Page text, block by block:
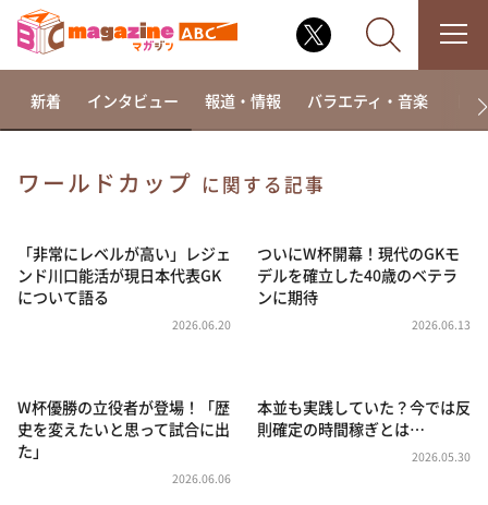
相席食堂
これ余談なんですけど・・・
～人生密着トークバラエティ！～ やすとものいたっ
news おかえり
河合＆A.B.C-Z塚田×福井アナ「なんでやねん！？」
新着 インタビュー 報道・情報 バラエティ・音楽 ド
ワールドカップ に関する記事
「非常にレベルが高い」レジェ
ンド川口能活が現日本代表GK
について語る
2026.06.20
ついにW杯開幕！現代のGKモ
デルを確立した40歳のベテラ
ンに期待
2026.06.13
W杯優勝の立役者が登場！「歴
史を変えたいと思って試合に出
た」
2026.06.06
本並も実践していた？今では反
則確定の時間稼ぎとは…
2026.05.30